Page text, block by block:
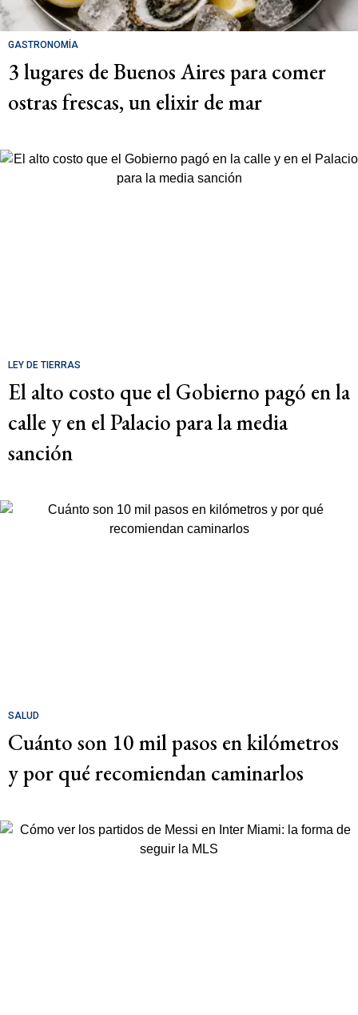
GASTRONOMÍA
3 lugares de Buenos Aires para comer
ostras frescas, un elixir de mar
LEY DE TIERRAS
El alto costo que el Gobierno pagó en la
calle y en el Palacio para la media
sanción
SALUD
Cuánto son 10 mil pasos en kilómetros
y por qué recomiendan caminarlos